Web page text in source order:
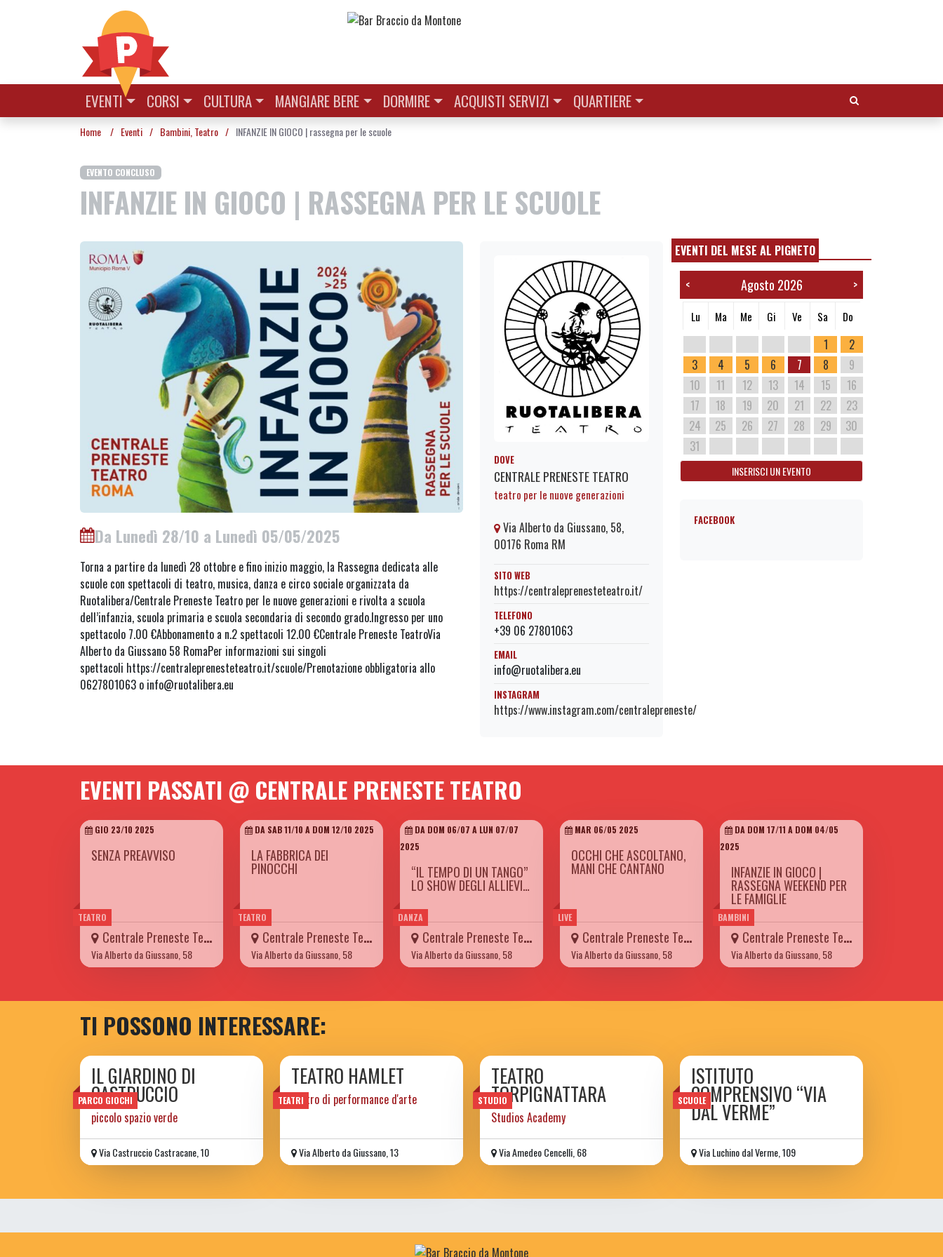
EVENTI CORSI CULTURA MANGIARE BERE DORMIRE ACQUISTI SERVIZI QUARTIERE Cerca:
Home / Eventi / Bambini Teatro / INFANZIE IN GIOCO | rassegna per le scuole
EVENTO CONCLUSO
INFANZIE IN GIOCO | RASSEGNA PER LE SCUOLE
Da Lunedì 28/10 a Lunedì 05/05/2025
Torna a partire da lunedì 28 ottobre e fino inizio maggio, la Rassegna dedicata alle
scuole con spettacoli di teatro, musica, danza e circo sociale organizzata da
Ruotalibera/Centrale Preneste Teatro per le nuove generazioni e rivolta a scuola
dell’infanzia, scuola primaria e scuola secondaria di secondo grado.Ingresso per uno
spettacolo 7.00 €Abbonamento a n.2 spettacoli 12.00 €Centrale Preneste TeatroVia
Alberto da Giussano 58 RomaPer informazioni sui singoli
spettacoli https://centraleprenesteteatro.it/scuole/Prenotazione obbligatoria allo
0627801063 o info@ruotalibera.eu
DOVE
CENTRALE PRENESTE TEATRO
teatro per le nuove generazioni
Via Alberto da Giussano, 58,
00176 Roma RM
SITO WEB
https://centraleprenesteteatro.it/
TELEFONO
+39 06 27801063
EMAIL
info@ruotalibera.eu
INSTAGRAM
https://www.instagram.com/centralepreneste/
EVENTI DEL MESE AL PIGNETO
< Agosto 2026 >
Lu Ma Me Gi Ve Sa Do
1
2
3
4 5 6 7 8
9
10
11 12 13 14 15
16
17
18 19 20 21 22
23
24
25 26 27 28 29
30
31
INSERISCI UN EVENTO
FACEBOOK
EVENTI PASSATI @ CENTRALE PRENESTE TEATRO
TEATRO
GIO 23/10 2025
SENZA PREAVVISO
Centrale Preneste Teatro
Via Alberto da Giussano, 58
TEATRO
DA SAB 11/10 A DOM 12/10 2025
LA FABBRICA DEI
PINOCCHI
Centrale Preneste Teatro
Via Alberto da Giussano, 58
DANZA
DA DOM 06/07 A LUN 07/07
2025
“IL TEMPO DI UN TANGO”
LO SHOW DEGLI ALLIEVI…
Centrale Preneste Teatro
Via Alberto da Giussano, 58
LIVE
MAR 06/05 2025
OCCHI CHE ASCOLTANO,
MANI CHE CANTANO
Centrale Preneste Teatro
Via Alberto da Giussano, 58
BAMBINI
DA DOM 17/11 A DOM 04/05
2025
INFANZIE IN GIOCO |
RASSEGNA WEEKEND PER
LE FAMIGLIE
Centrale Preneste Teatro
Via Alberto da Giussano, 58
TI POSSONO INTERESSARE:
PARCO GIOCHI
IL GIARDINO DI
CASTRUCCIO
piccolo spazio verde
Via Castruccio Castracane, 10
TEATRI
TEATRO HAMLET
Teatro di performance d'arte
Via Alberto da Giussano, 13
STUDIO
TEATRO
TORPIGNATTARA
Studios Academy
Via Amedeo Cencelli, 68
SCUOLE
ISTITUTO
COMPRENSIVO “VIA
DAL VERME”
Via Luchino dal Verme, 109